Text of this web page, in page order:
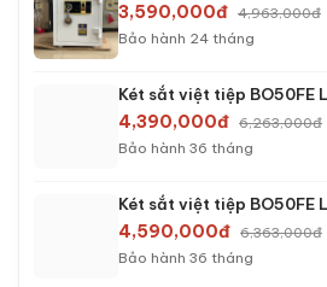
3,590,000đ 4,963,000đ
Bảo hành 24 tháng
Két sắt việt tiệp BO50FE
4,390,000đ 6,263,000đ
Bảo hành 36 tháng
Két sắt việt tiệp BO50FE
4,590,000đ 6,363,000đ
Bảo hành 36 tháng